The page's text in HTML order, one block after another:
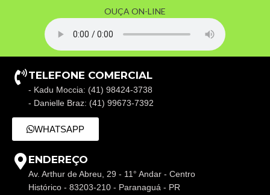
OUÇA ON-LINE
TELEFONE COMERCIAL
- Kadu Moccia: (41) 98424-3738
- Danielle Braz: (41) 99673-7392
WHATSAPP
ENDEREÇO
Av. Arthur de Abreu, 29 - 11° Andar - Centro
Histórico - 83203-210 - Paranaguá - PR